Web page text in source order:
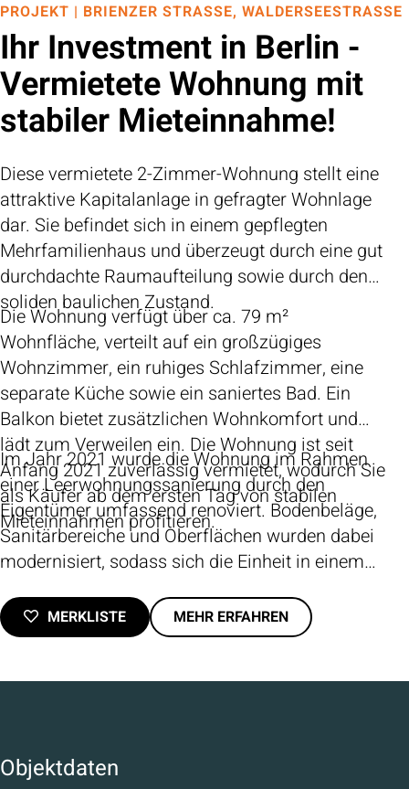
PROJEKT | BRIENZER STRASSE, WALDERSEESTRASSE
Ihr Investment in Berlin -
Vermietete Wohnung mit
stabiler Mieteinnahme!
Diese vermietete 2-Zimmer-Wohnung stellt eine
attraktive Kapitalanlage in gefragter Wohnlage
dar. Sie befindet sich in einem gepflegten
Mehrfamilienhaus und überzeugt durch eine gut
durchdachte Raumaufteilung sowie durch den
soliden baulichen Zustand.
Die Wohnung verfügt über ca. 79 m²
Wohnfläche, verteilt auf ein großzügiges
Wohnzimmer, ein ruhiges Schlafzimmer, eine
separate Küche sowie ein saniertes Bad. Ein
Balkon bietet zusätzlichen Wohnkomfort und
lädt zum Verweilen ein. Die Wohnung ist seit
Anfang 2021 zuverlässig vermietet, wodurch Sie
als Käufer ab dem ersten Tag von stabilen
Mieteinnahmen profitieren.
Im Jahr 2021 wurde die Wohnung im Rahmen
einer Leerwohnungssanierung durch den
Eigentümer umfassend renoviert. Bodenbeläge,
Sanitärbereiche und Oberflächen wurden dabei
modernisiert, sodass sich die Einheit in einem
MERKLISTE MEHR ERFAHREN
Objektdaten